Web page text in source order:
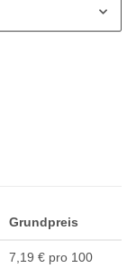
Grundpreis
7,19 € pro 100